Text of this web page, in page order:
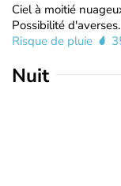
Ciel à moitié
Possibilité d'averses.
Risque de pluie
Nuit